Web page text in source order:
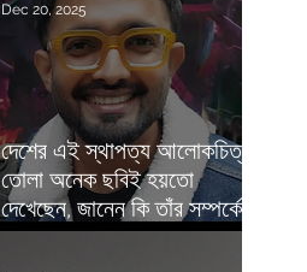
দেশের এই স্থাপত্য আলোকচিত্রীর
তোলা অনেক ছবিই হয়তো
দেখেছেন, জানেন কি তাঁর সম্পর্কে? |
Prothom Alo
Dec 20, 2025